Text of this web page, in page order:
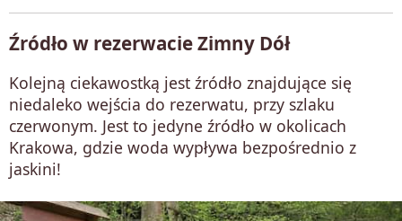
Źródło w rezerwacie Zimny Dół
Kolejną ciekawostką jest źródło znajdujące się
niedaleko wejścia do rezerwatu, przy szlaku
czerwonym. Jest to jedyne źródło w okolicach
Krakowa, gdzie woda wypływa bezpośrednio z
jaskini!